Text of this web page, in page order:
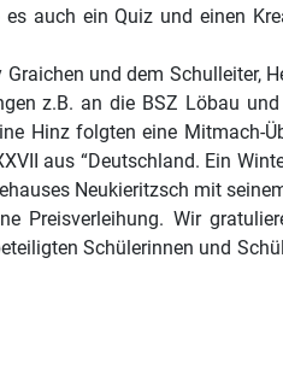
auch ein Quiz und einen
und dem
z.B. an die BSZ Löbau
Hinz folgten eine Mitmach-
aus “Deutschland. Ein
Neukieritzsch mit
Preisverleihung. Wir
Schülerinnen und